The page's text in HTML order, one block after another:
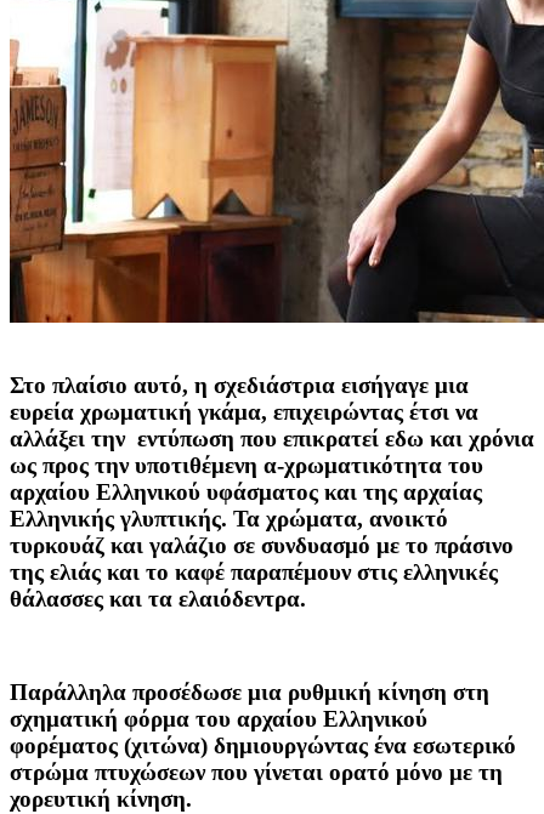
Στο πλαίσιο αυτό, η σχεδιάστρια εισήγαγε μια
ευρεία χρωματική γκάμα, επιχειρώντας έτσι να
αλλάξει την εντύπωση που επικρατεί εδω και χρόνια
ως προς την υποτιθέμενη α-χρωματικότητα του
αρχαίου Ελληνικού υφάσματος και της αρχαίας
Ελληνικής γλυπτικής. Τα χρώματα, ανοικτό
τυρκουάζ και γαλάζιο σε συνδυασμό με το πράσινο
της ελιάς και το καφέ παραπέμουν στις ελληνικές
θάλασσες και τα ελαιόδεντρα.
Παράλληλα προσέδωσε μια ρυθμική κίνηση στη
σχηματική φόρμα του αρχαίου Ελληνικού
φορέματος (χιτώνα) δημιουργώντας ένα εσωτερικό
στρώμα πτυχώσεων που γίνεται ορατό μόνο με τη
χορευτική κίνηση.